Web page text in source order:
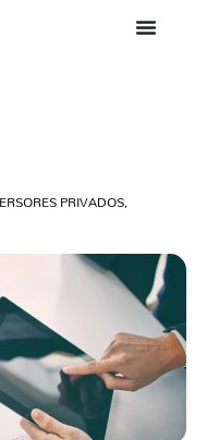
PRIVADOS,